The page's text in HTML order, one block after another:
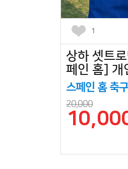
1
상하 셋트
페인 홈] 개
스페인 홈 축
20,000